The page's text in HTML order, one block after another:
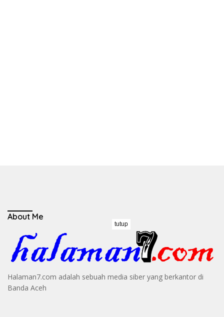
About Me
Halaman7.com adalah sebuah media siber yang berkantor di
Banda Aceh
tutup